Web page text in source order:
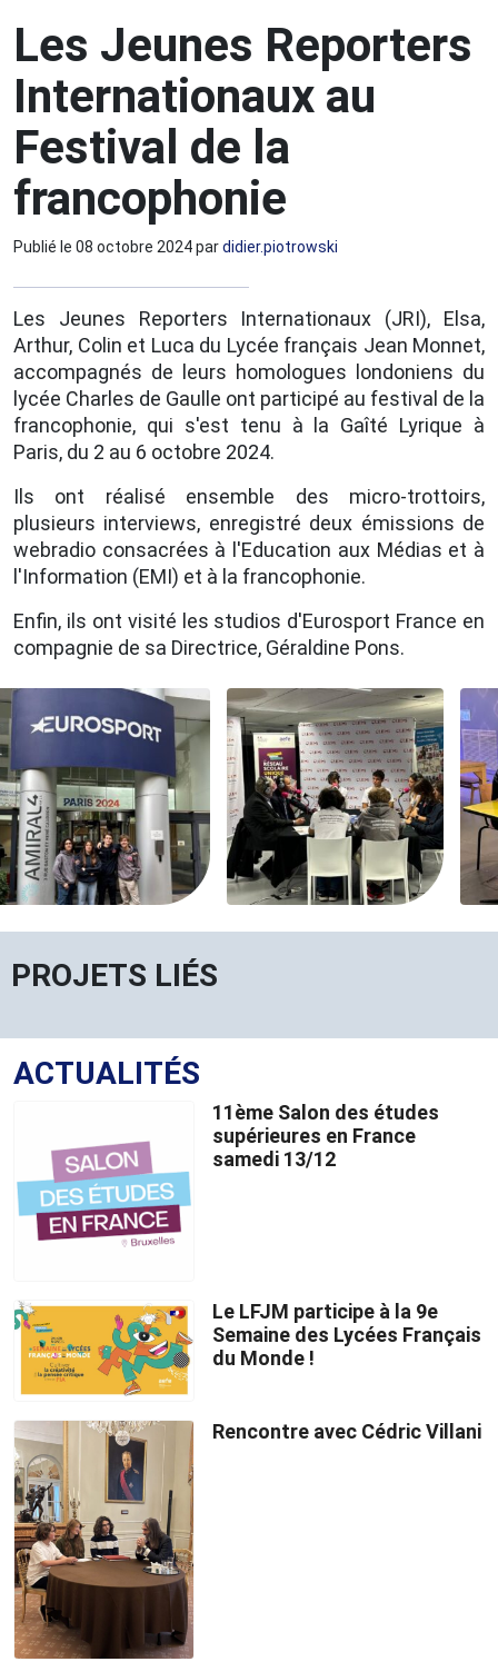
Les Jeunes Reporters
Internationaux au
Festival de la
francophonie
Publié le 08 octobre 2024pardidier.piotrowski
Les Jeunes Reporters Internationaux (JRI), Elsa,
Arthur, Colin et Luca du Lycée français Jean Monnet,
accompagnés de leurs homologues londoniens du
lycée Charles de Gaulle ont participé au festival de la
francophonie, qui s'est tenu à la Gaîté Lyrique à
Paris, du 2 au 6 octobre 2024.
Ils ont réalisé ensemble des micro-trottoirs,
plusieurs interviews, enregistré deux émissions de
webradio consacrées à l'Education aux Médias et à
l'Information (EMI) et à la francophonie.
Enfin, ils ont visité les studios d'Eurosport France en
compagnie de sa Directrice, Géraldine Pons.
PROJETS LIÉS
ACTUALITÉS
11ème Salon des études
supérieures en France
samedi 13/12
Le LFJM participe à la 9e
Semaine des Lycées Français
du Monde !
Rencontre avec Cédric Villani